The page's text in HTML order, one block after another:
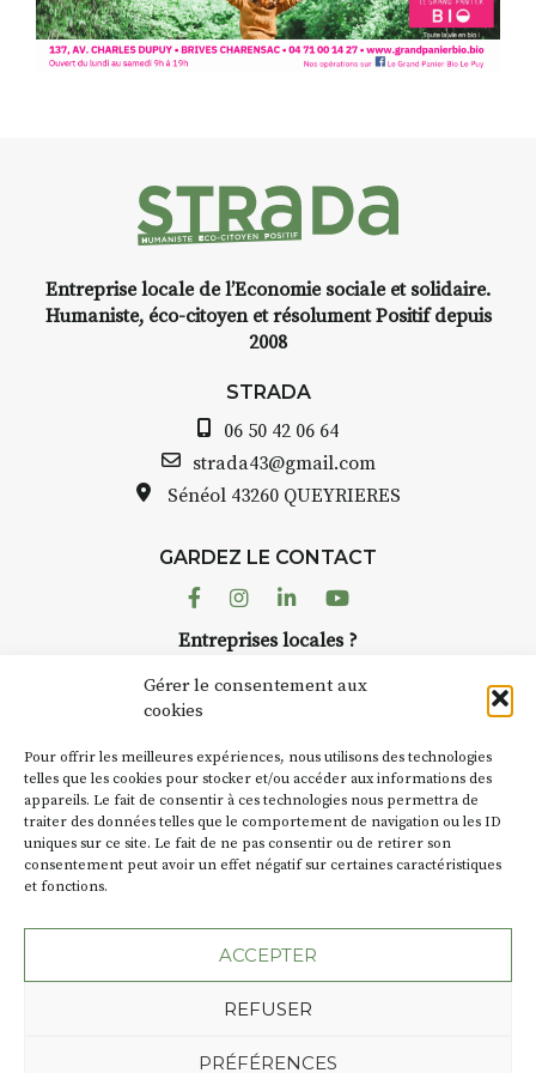
Gérer le consentement aux
cookies
Pour offrir les meilleures expériences, nous utilisons des technologies
telles que les cookies pour stocker et/ou accéder aux informations des
appareils. Le fait de consentir à ces technologies nous permettra de
traiter des données telles que le comportement de navigation ou les ID
uniques sur ce site. Le fait de ne pas consentir ou de retirer son
consentement peut avoir un effet négatif sur certaines caractéristiques
et fonctions.
ACCEPTER
REFUSER
PRÉFÉRENCES
Programmée en off du festival
d’Auzon, cette expo-
INTERVIEW
avez ouvert une galerie à
Auzon…
Bernard TURLE Le Fumoir n’est
pas une galerie permanente.
AuzonToujours organise
dans le village. Des artistes et
caves, les granges d’Auzon. Le
Fumoir est l’un de ces espaces
d’autres activités culturelles de
la Petite Cité de Caractère. Par
exemple, l’installationCochon
Charbons’inscrit comme en
« off » du festival d’Auzon 2026
SA D’où vient le nom :Fumoir?
BT C’est le terme employé dans
les actes de propriété du lieu.
c’était un saloir et
Entreprise locale de l’Economie sociale et solidaire.
Humaniste, éco-citoyen et résolument Positif depuis
2008
STRADA
06 50 42 06 64
strada43@gmail.com
Sénéol 43260 QUEYRIERES
GARDEZ LE CONTACT
FacebookInstagram
LinkedinYoutube
Entreprises locales ?
Suivez toute l'actu de Strada